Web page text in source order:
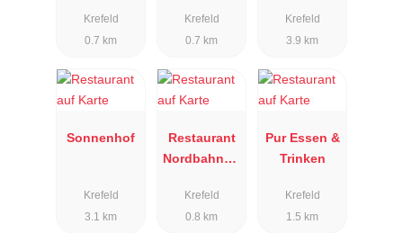
Catering
Krefeld
0.7 km
Lieferdienst
und
Krefeld
0.7 km
Krefeld
3.9 km
Sonnenhof
Krefeld
3.1 km
Restaurant
Nordbahnho
Krefeld
0.8 km
Pur Essen &
Trinken
Krefeld
1.5 km